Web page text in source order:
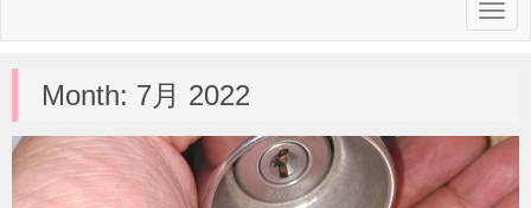
N
a
i
o
Month: 7月 2022